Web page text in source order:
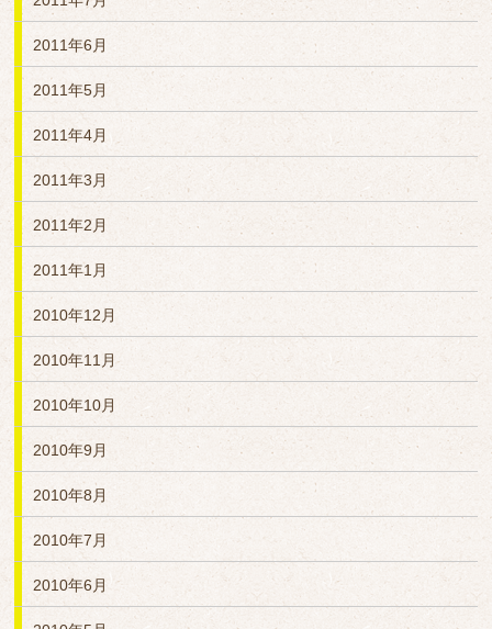
2011年6月
2011年5月
2011年4月
2011年3月
2011年2月
2011年1月
2010年12月
2010年11月
2010年10月
2010年9月
2010年8月
2010年7月
2010年6月